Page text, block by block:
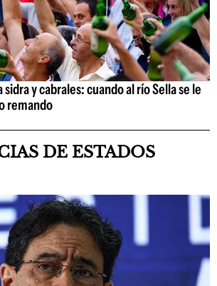
y cabrales: cuando al río Sella se le
remando
DE ESTADOS